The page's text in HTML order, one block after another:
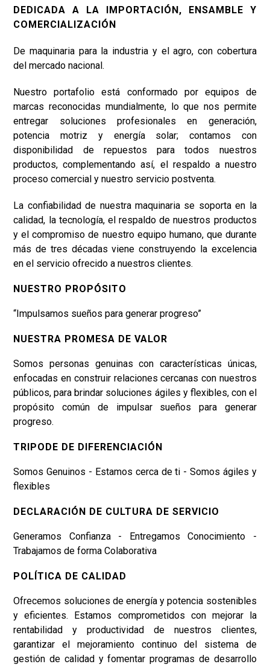
DEDICADA A LA IMPORTACIÓN, ENSAMBLE Y
COMERCIALIZACIÓN
De maquinaria para la industria y el agro, con cobertura
del mercado nacional.
Nuestro portafolio está conformado por equipos de
marcas reconocidas mundialmente, lo que nos permite
entregar soluciones profesionales en generación,
potencia motriz y energía solar; contamos con
disponibilidad de repuestos para todos nuestros
productos, complementando así, el respaldo a nuestro
proceso comercial y nuestro servicio postventa.
La confiabilidad de nuestra maquinaria se soporta en la
calidad, la tecnología, el respaldo de nuestros productos
y el compromiso de nuestro equipo humano, que durante
más de tres décadas viene construyendo la excelencia
en el servicio ofrecido a nuestros clientes.
NUESTRO PROPÓSITO
“Impulsamos sueños para generar progreso”
NUESTRA PROMESA DE VALOR
Somos personas genuinas con características únicas,
enfocadas en construir relaciones cercanas con nuestros
públicos, para brindar soluciones ágiles y flexibles, con el
propósito común de impulsar sueños para generar
progreso.
TRIPODE DE DIFERENCIACIÓN
Somos Genuinos - Estamos cerca de ti - Somos ágiles y
flexibles
DECLARACIÓN DE CULTURA DE SERVICIO
Generamos Confianza - Entregamos Conocimiento -
Trabajamos de forma Colaborativa
POLÍTICA DE CALIDAD
Ofrecemos soluciones de energía y potencia sostenibles
y eficientes. Estamos comprometidos con mejorar la
rentabilidad y productividad de nuestros clientes,
garantizar el mejoramiento continuo del sistema de
gestión de calidad y fomentar programas de desarrollo